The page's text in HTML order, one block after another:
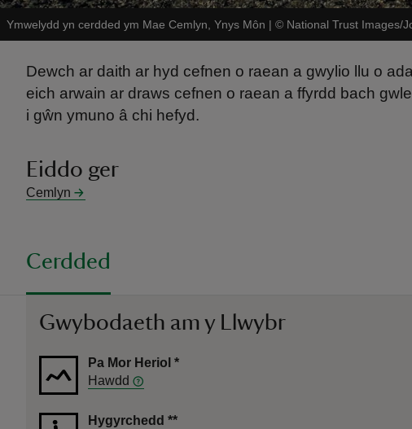
Ymwelydd yn cerdded ym Mae Cemlyn, Ynys Môn | © National Trust Images/
Dewch ar daith ar hyd cefnen o raean a gwylio llu o
eich arwain ar draws cefnen o raean a ffyrdd bach
i gŵn ymuno â chi hefyd.
Eiddo ger
Cemlyn
Cerdded
Gwybodaeth am y Llwybr
Pa Mor Heriol *
Hawdd
Hygyrchedd **